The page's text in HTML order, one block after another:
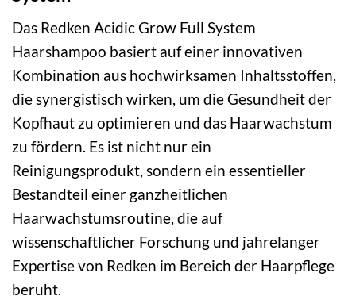
Das Redken Acidic Grow Full System
Haarshampoo basiert auf einer innovativen
Kombination aus hochwirksamen Inhaltsstoffen,
die synergistisch wirken, um die Gesundheit der
Kopfhaut zu optimieren und das Haarwachstum
zu fördern. Es ist nicht nur ein
Reinigungsprodukt, sondern ein essentieller
Bestandteil einer ganzheitlichen
Haarwachstumsroutine, die auf
wissenschaftlicher Forschung und jahrelanger
Expertise von Redken im Bereich der Haarpflege
beruht.